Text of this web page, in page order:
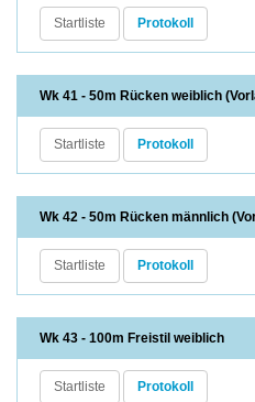
Startliste Protokoll
Wk 41 - 50m Rücken weiblich
Startliste Protokoll
Wk 42 - 50m Rücken männlich
Startliste Protokoll
Wk 43 - 100m Freistil weiblich
Startliste Protokoll